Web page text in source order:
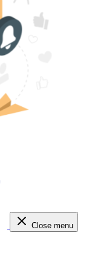
Close menu